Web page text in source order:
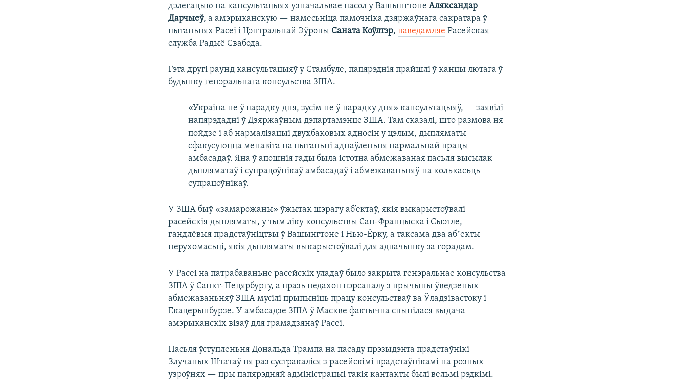
дэлегацыю на кансультацыях узначальвае пасол у ВашынгтонеАляксандар
Дарчыеў, а амэрыканскую — намесьніца памочніка дзяржаўнага сакратара ў
пытаньнях Расеі і Цэнтральнай Эўропы Саната Коўлтэр,паведамляе Расейская
служба Радыё Свабода.
Гэта другі раунд кансультацыяў у Стамбуле, папярэднія прайшлі ў канцы лютага ў
будынку генэральнага консульства ЗША.
«Украіна не ў парадку дня, зусім не ў парадку дня» кансультацыяў, — заявілі
напярэдадні ў Дзяржаўным дэпартамэнце ЗША. Там сказалі, што размова ня
пойдзе і аб нармалізацыі двухбаковых адносін у цэлым, дыпляматы
сфакусуюцца менавіта на пытаньні аднаўленьня нармальнай працы
амбасадаў. Яна ў апошнія гады была істотна абмежаваная пасьля высылак
дыпляматаў і супрацоўнікаў амбасадаў і абмежаваньняў на колькасьць
супрацоўнікаў.
У ЗША быў «замарожаны» ўжытак шэрагу аб’ектаў, якія выкарыстоўвалі
расейскія дыпляматы, у тым ліку консульствы Сан-Францыска і Сыэтле,
гандлёвыя прадстаўніцтвы ў Вашынгтоне і Нью-Ёрку, а таксама два абʼекты
нерухомасьці, якія дыпляматы выкарыстоўвалі для адпачынку за горадам.
У Расеі на патрабаваньне расейскіх уладаў было закрыта генэральнае консульства
ЗША ў Санкт-Пецярбургу, а празь недахоп пэрсаналу з прычыны ўведзеных
абмежаваньняў ЗША мусілі прыпыніць працу консульстваў ва Ўладзівастоку і
Екацерынбурзе. У амбасадзе ЗША ў Маскве фактычна спынілася выдача
амэрыканскіх візаў для грамадзянаў Расеі.
Пасьля ўступленьня Дональда Трампа на пасаду прэзыдэнта прадстаўнікі
Злучаных Штатаў ня раз сустракаліся з расейскімі прадстаўнікамі на розных
узроўнях — пры папярэдняй адміністрацыі такія кантакты былі вельмі рэдкімі.